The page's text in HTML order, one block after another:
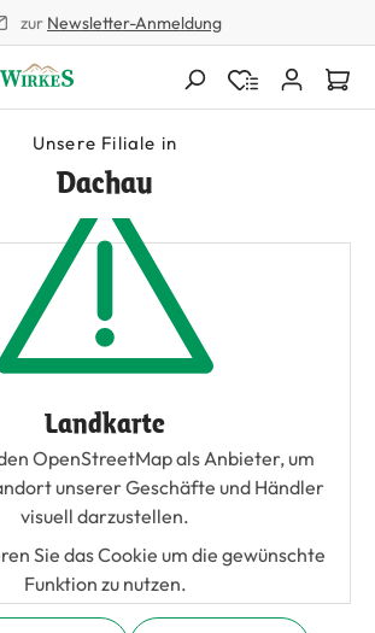
zur Newsletter-Anmeldung
Unsere Filiale in
Dachau
Landkarte
OpenStreetMap als Anbieter, um
unserer Geschäfte und Händler
visuell darzustellen.
Sie das Cookie um die gewünschte
Funktion zu nutzen.